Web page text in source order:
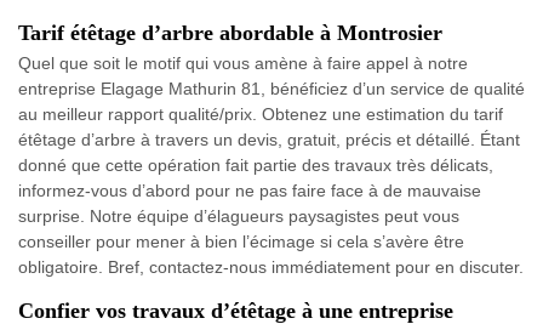
Tarif étêtage d’arbre abordable à Montrosier
Quel que soit le motif qui vous amène à faire appel à notre
entreprise Elagage Mathurin 81, bénéficiez d’un service de qualité
au meilleur rapport qualité/prix. Obtenez une estimation du tarif
étêtage d’arbre à travers un devis, gratuit, précis et détaillé. Étant
donné que cette opération fait partie des travaux très délicats,
informez-vous d’abord pour ne pas faire face à de mauvaise
surprise. Notre équipe d’élagueurs paysagistes peut vous
conseiller pour mener à bien l’écimage si cela s’avère être
obligatoire. Bref, contactez-nous immédiatement pour en discuter.
Confier vos travaux d’étêtage à une entreprise